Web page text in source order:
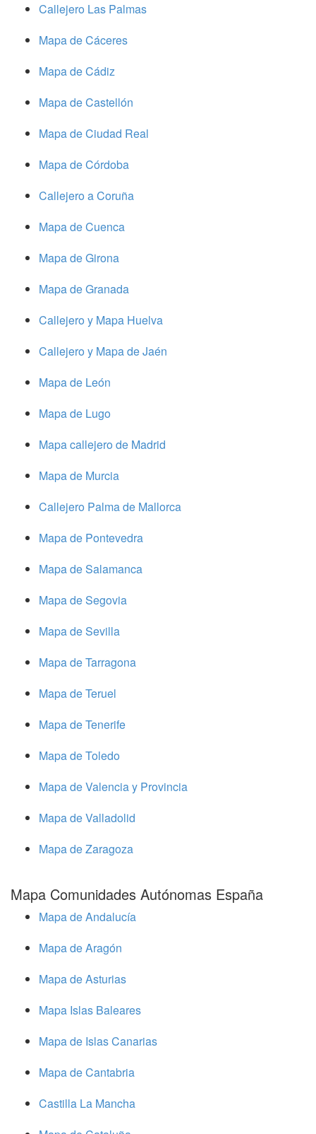
Callejero Las Palmas
Mapa de Cáceres
Mapa de Cádiz
Mapa de Castellón
Mapa de Ciudad Real
Mapa de Córdoba
Callejero a Coruña
Mapa de Cuenca
Mapa de Girona
Mapa de Granada
Callejero y Mapa Huelva
Callejero y Mapa de Jaén
Mapa de León
Mapa de Lugo
Mapa callejero de Madrid
Mapa de Murcia
Callejero Palma de Mallorca
Mapa de Pontevedra
Mapa de Salamanca
Mapa de Segovia
Mapa de Sevilla
Mapa de Tarragona
Mapa de Teruel
Mapa de Tenerife
Mapa de Toledo
Mapa de Valencia y Provincia
Mapa de Valladolid
Mapa de Zaragoza
Mapa Comunidades Autónomas España
Mapa de Andalucía
Mapa de Aragón
Mapa de Asturias
Mapa Islas Baleares
Mapa de Islas Canarias
Mapa de Cantabria
Castilla La Mancha